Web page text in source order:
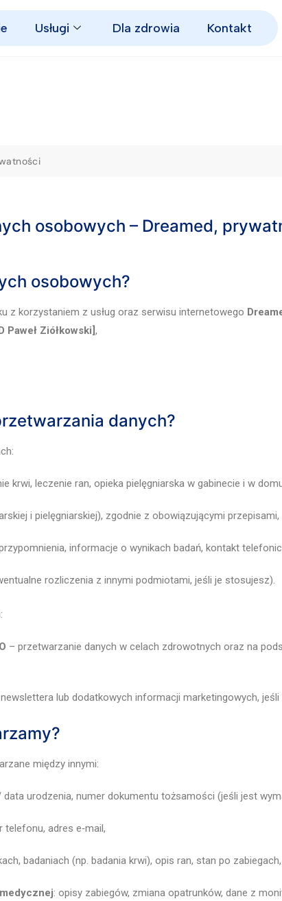
Usługi Dla zdrowia Kontakt
osobowych – Dreamed,
osobowych?
z korzystaniem z usług oraz serwisu internetowego
Paweł Ziółkowski],
danych?
krwi, leczenie ran, opieka pielęgniarska w gabinecie i w
i pielęgniarskiej), zgodnie z obowiązującymi przepisami,
informacje o wynikach badań, kontakt
rozliczenia z innymi podmiotami, jeśli je stosujesz).
– przetwarzanie danych w celach zdrowotnych oraz na
lub dodatkowych informacji marketingowych, jeśli
między innymi:
data urodzenia, numer dokumentu tożsamości (jeśli jest
telefonu, adres e‑mail,
badaniach (np. badania krwi), opis ran, stan po
: opisy zabiegów, zmiana opatrunków, dane z